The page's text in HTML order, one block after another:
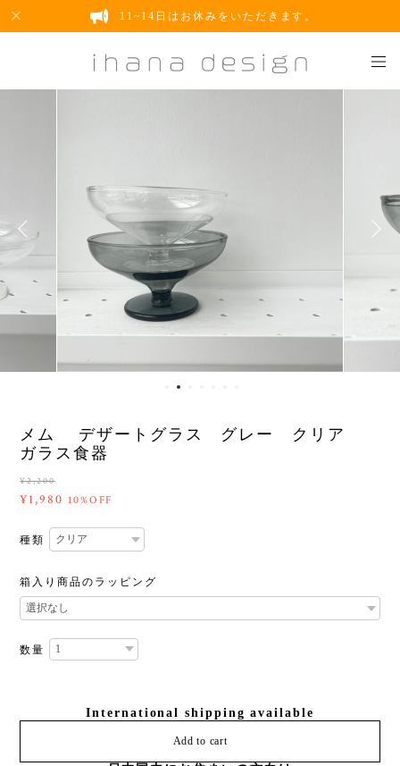
11~14日はお休みをいただきます。
メム デザートグラス グレー クリア
ガラス食器
¥2,200
¥1,980 10%OFF
種類
箱入り商品のラッピング
数量
International shipping available
Add to cart